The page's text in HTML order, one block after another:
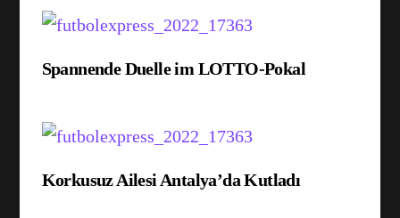
Spannende Duelle im LOTTO-Pokal
Korkusuz Ailesi Antalya’da Kutladı